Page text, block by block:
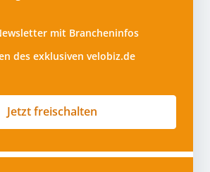
mit Brancheninfos
des exklusiven velobiz.de
Jetzt freischalten